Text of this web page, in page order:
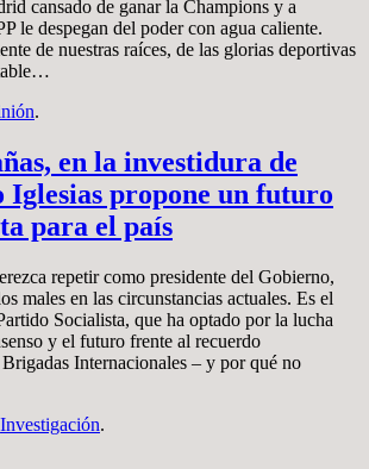
cansado de ganar la Champions y a
le despegan del poder con agua caliente.
de nuestras raíces, de las glorias deportivas
.
en la investidura de
Iglesias propone un futuro
para el país
repetir como presidente del Gobierno,
males en las circunstancias actuales. Es el
Socialista, que ha optado por la lucha
y el futuro frente al recuerdo
Internacionales – y por qué no
Investigación.